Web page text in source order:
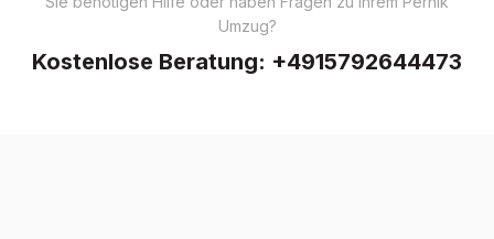
Umzug?
Kostenlose Beratung: +4915792644473